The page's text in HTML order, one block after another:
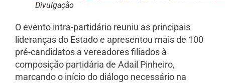
Divulgação
O evento intra-partidário reuniu as principais
lideranças do Estado e apresentou mais de 100
pré-candidatos a vereadores filiados à
composição partidária de Adail Pinheiro,
marcando o início do diálogo necessário na